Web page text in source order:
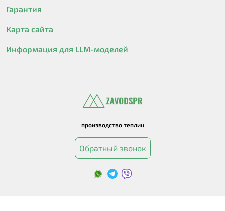
Гарантия
Карта сайта
Информация для LLM-моделей
производство теплиц
Обратный звонок